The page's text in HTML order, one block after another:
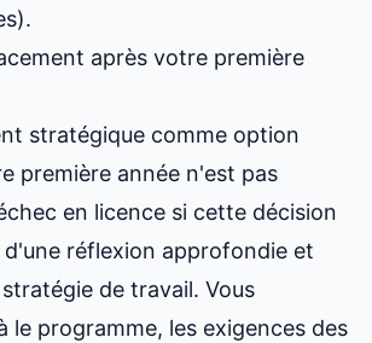
après votre première
stratégique comme option
première année n'est pas
en licence si cette décision
réflexion approfondie et
de travail. Vous
le programme, les exigences des